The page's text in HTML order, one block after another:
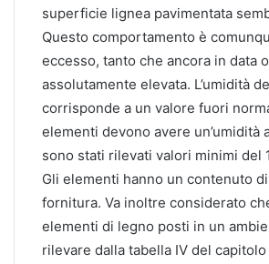
superficie lignea pavimentata
Questo comportamento è
eccesso, tanto che ancora in data
assolutamente elevata. L’umidità
corrisponde a un valore fuori
elementi devono avere un’umidità
sono stati rilevati valori minimi del
Gli elementi hanno un contenuto
fornitura. Va inoltre considerato
elementi di legno posti in un
rilevare dalla tabella IV del